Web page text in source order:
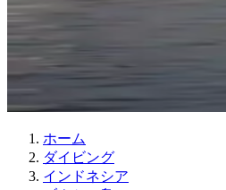
ホーム
ダイビング
インドネシア